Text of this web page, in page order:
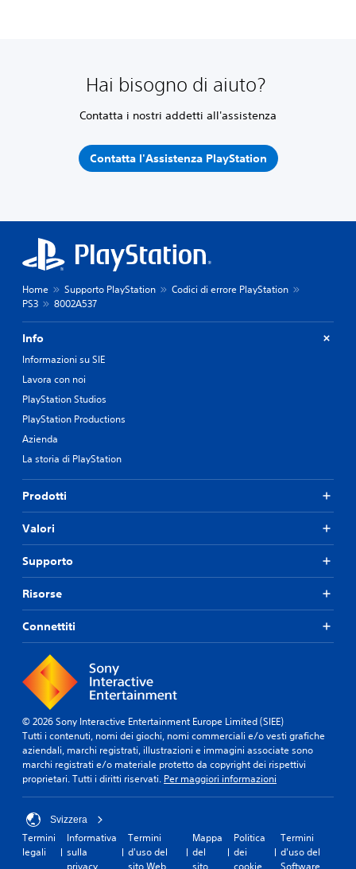
Hai bisogno di aiuto?
Contatta i nostri addetti all'assistenza
Contatta l'Assistenza PlayStation
Home Supporto PlayStation
Codici di errore PlayStation
PS3
8002A537
Info
Informazioni su SIE
Lavora con noi
PlayStation Studios
PlayStation Productions
Azienda
La storia di PlayStation
Prodotti
Valori
Supporto
Risorse
Connettiti
© 2026 Sony Interactive Entertainment Europe Limited (SIEE)
Tutti i contenuti, nomi dei giochi, nomi commerciali e/o vesti grafiche
aziendali, marchi registrati, illustrazioni e immagini associate sono
marchi registrati e/o materiale protetto da copyright dei rispettivi
proprietari. Tutti i diritti riservati. Per maggiori informazioni
Svizzera
Termini
legali
Informativa
sulla
privacy
Termini
d'uso del
sito Web
Mappa
del
sito
Politica
dei
cookie
Termini
d'uso del
Software